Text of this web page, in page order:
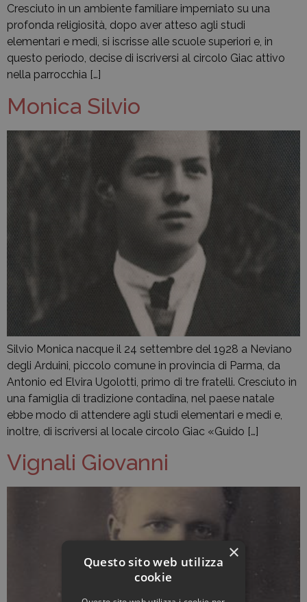
Cresciuto in un ambiente familiare imperniato su una
profonda religiosità, dopo aver atteso agli studi
elementari e medi, si iscrisse alle scuole superiori e, in
questo periodo, decise di iscriversi al circolo Giac attivo
nella parrocchia […]
Monica Silvio
Silvio Monica nacque il 24 settembre del 1928 a Neviano
degli Arduini, piccolo comune in provincia di Parma, da
Antonio ed Elvira Ugolotti, primo di tre fratelli. Cresciuto in
una famiglia di tradizione contadina, nel paese natale
ebbe modo di attendere agli studi elementari e medi e,
inoltre, di iscriversi al locale circolo Giac «Guido […]
Vignali Giovanni
×
Questo sito web utilizza
cookie